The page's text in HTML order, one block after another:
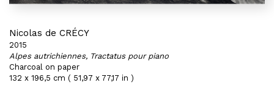
Nicolas de CRÉCY
2015
Alpes autrichiennes, Tractatus pour piano
Charcoal on paper
132 x 196,5 cm ( 51,97 x 77,17 in )